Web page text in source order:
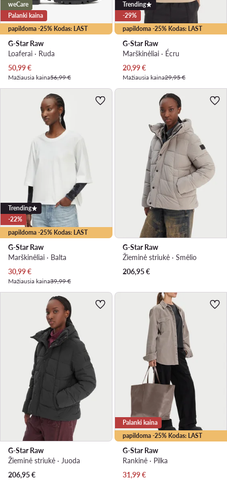
papildoma -25% Kodas: LAST
weCare
Palanki kaina
G-Star Raw
Loaferai · Ruda
Dabartinė kaina
50,99€
Mažiausia kaina56,99 €
papildoma -25% Kodas: LAST
Trending
-29%
G-Star Raw
Marškinėliai · Écru
Dabartinė kaina
20,99€
Mažiausia kaina29,95 €
papildoma -25% Kodas: LAST
Trending
-22%
G-Star Raw
Marškinėliai · Balta
Dabartinė kaina
30,99€
Mažiausia kaina39,99 €
G-Star Raw
Žieminė striukė · Smėlio
206,95€
G-Star Raw
Žieminė striukė · Juoda
206,95€
papildoma -25% Kodas: LAST
Palanki kaina
G-Star Raw
Rankinė · Pilka
Dabartinė kaina
31,99€